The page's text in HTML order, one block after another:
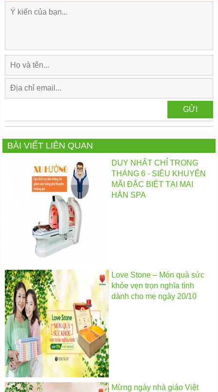
BÀI VIẾT LIÊN QUAN
DUY NHẤT CHỈ TRONG
THÁNG 6 - SIÊU KHUYẾN
MÃI ĐẶC BIỆT TẠI MAI
HÂN SPA
Love Stone – Món quà sức
khỏe vẹn trọn nghĩa tình
dành cho mẹ ngày 20/10
Mừng ngày nhà giáo Việt